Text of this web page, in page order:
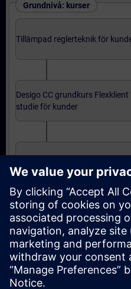
Grundnivå: kurser
Tillämpad reglerteknik för
Desigo CC grundkurs
studie för kunder
Avancerad nivå: kurser
Desigo CC fortsättningskurs
kunder